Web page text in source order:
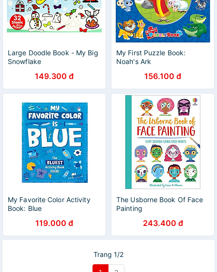
Large Doodle Book - My Big
Snowflake
149.300 đ
My First Puzzle Book:
Noah's Ark
156.100 đ
My Favorite Color Activity
Book: Blue
119.000 đ
The Usborne Book Of Face
Painting
243.400 đ
Trang 1/2